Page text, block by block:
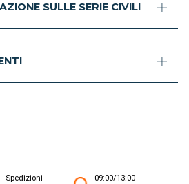
SULLE SERIE CIVILI
Spedizioni
09:00/13:00 -